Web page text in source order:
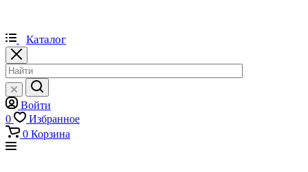
Каталог
Войти
0
Избранное
0 Корзина